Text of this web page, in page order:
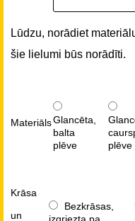
Lūdzu, norādiet
šie lielumi būs norādīti.
MateriālsGlancēta,
balta
plēve
plēve
Krāsa
un
Bezkrāsas,
izgriezta pa